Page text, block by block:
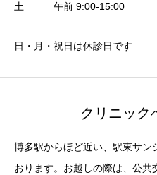
土 午前 9:00-15:00
日・月・祝日は休診日です
クリニック
博多駅からほど近い、駅東サン
おります。お越しの際は、公